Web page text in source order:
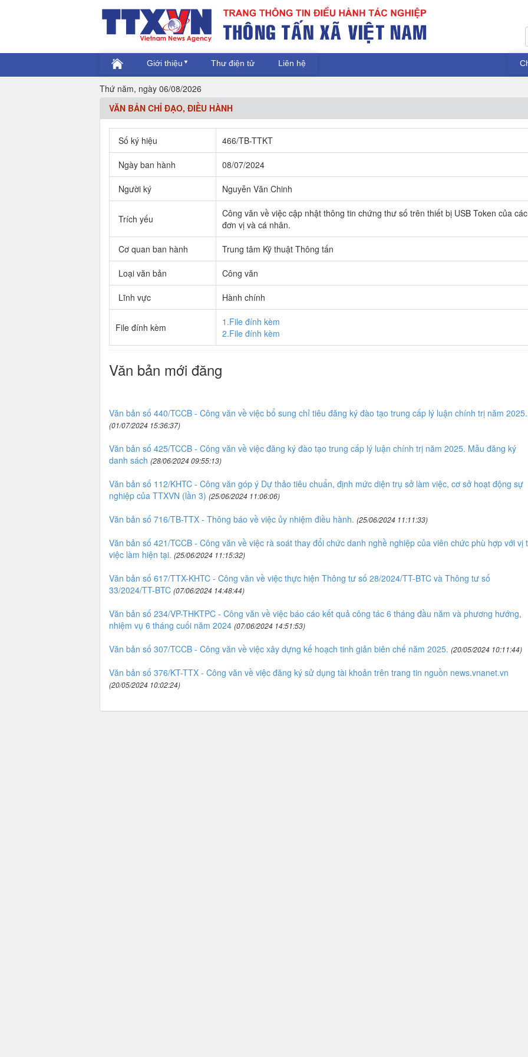
Giới thiệu Thư điện tử Liên hệ
Thứ năm, ngày 06/08/2026
VĂN BẢN CHỈ ĐẠO, ĐIỀU HÀNH
Số ký hiệu 466/TB-TTKT
Ngày ban hành 08/07/2024
Người ký Nguyễn Văn Chinh
Trích yếu
Công văn về việc cập nhật thông tin chứng thư số trên thiết bị USB Token của các
đơn vị và cá nhân.
Cơ quan ban hành Trung tâm Kỹ thuật Thông tấn
Loại văn bản Công văn
Lĩnh vực Hành chính
File đính kèm
1.File đính kèm
2.File đính kèm
Văn bản mới đăng
Văn bản số 440/TCCB - Công văn về việc bổ sung chỉ tiêu đăng ký đào tạo trung cấp lý luận chính trị năm 2025.
(01/07/2024 15:36:37)
Văn bản số 425/TCCB - Công văn về việc đăng ký đào tạo trung cấp lý luận chính trị năm 2025. Mẫu đăng ký
danh sách (28/06/2024 09:55:13)
Văn bản số 112/KHTC - Công văn góp ý Dự thảo tiêu chuẩn, định mức diện trụ sở làm việc, cơ sở hoạt động sự
nghiệp của TTXVN (lần 3) (25/06/2024 11:06:06)
Văn bản số 716/TB-TTX - Thông báo về việc ủy nhiệm điều hành. (25/06/2024 11:11:33)
Văn bản số 421/TCCB - Công văn về việc rà soát thay đổi chức danh nghề nghiệp của viên chức phù hợp với vị
việc làm hiện tại. (25/06/2024 11:15:32)
Văn bản số 617/TTX-KHTC - Công văn về việc thực hiện Thông tư số 28/2024/TT-BTC và Thông tư số
33/2024/TT-BTC (07/06/2024 14:48:44)
Văn bản số 234/VP-THKTPC - Công văn về việc báo cáo kết quả công tác 6 tháng đầu năm và phương hướng,
nhiệm vụ 6 tháng cuối năm 2024 (07/06/2024 14:51:53)
Văn bản số 307/TCCB - Công văn về việc xây dựng kế hoạch tinh giản biên chế năm 2025. (20/05/2024 10:11:44)
Văn bản số 376/KT-TTX - Công văn về việc đăng ký sử dụng tài khoản trên trang tin nguồn news.vnanet.vn
(20/05/2024 10:02:24)